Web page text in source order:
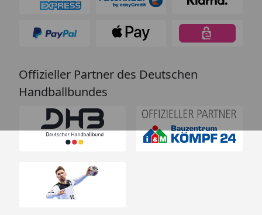
Offizieller Partner des Deutschen
Handballbundes